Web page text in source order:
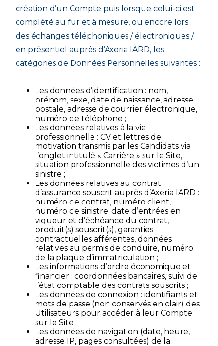
création d’un Compte puis lorsque celui-ci est
complété au fur et à mesure, ou encore lors
des échanges téléphoniques / électroniques /
en présentiel auprès d’Axeria IARD, les
catégories de Données Personnelles suivantes :
Les données d’identification : nom,
prénom, sexe, date de naissance, adresse
postale, adresse de courrier électronique,
numéro de téléphone ;
Les données relatives à la vie
professionnelle : CV et lettres de
motivation transmis par les Candidats via
l’onglet intitulé « Carrière » sur le Site,
situation professionnelle des victimes d’un
sinistre ;
Les données relatives au contrat
d’assurance souscrit auprès d’Axeria IARD :
numéro de contrat, numéro client,
numéro de sinistre, date d’entrées en
vigueur et d’échéance du contrat,
produit(s) souscrit(s), garanties
contractuelles afférentes, données
relatives au permis de conduire, numéro
de la plaque d’immatriculation ;
Les informations d’ordre économique et
financier : coordonnées bancaires, suivi de
l’état comptable des contrats souscrits ;
Les données de connexion : identifiants et
mots de passe (non conservés en clair) des
Utilisateurs pour accéder à leur Compte
sur le Site ;
Les données de navigation (date, heure,
adresse IP, pages consultées) de la